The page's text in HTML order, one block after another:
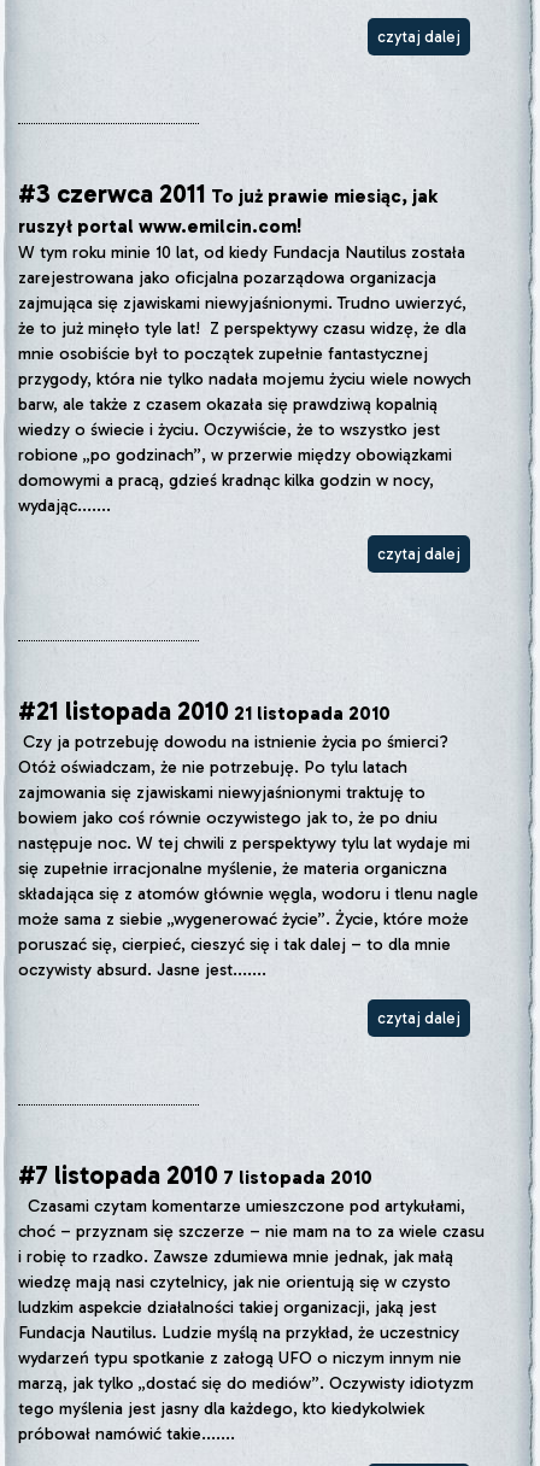
czytaj dalej
#3 czerwca 2011 To już prawie miesiąc, jak
ruszył portal www.emilcin.com!
W tym roku minie 10 lat, od kiedy Fundacja Nautilus została
zarejestrowana jako oficjalna pozarządowa organizacja
zajmująca się zjawiskami niewyjaśnionymi. Trudno uwierzyć,
że to już minęło tyle lat! Z perspektywy czasu widzę, że dla
mnie osobiście był to początek zupełnie fantastycznej
przygody, która nie tylko nadała mojemu życiu wiele nowych
barw, ale także z czasem okazała się prawdziwą kopalnią
wiedzy o świecie i życiu. Oczywiście, że to wszystko jest
robione „po godzinach”, w przerwie między obowiązkami
domowymi a pracą, gdzieś kradnąc kilka godzin w nocy,
wydając.......
czytaj dalej
#21 listopada 2010 21 listopada 2010
Czy ja potrzebuję dowodu na istnienie życia po śmierci?
Otóż oświadczam, że nie potrzebuję. Po tylu latach
zajmowania się zjawiskami niewyjaśnionymi traktuję to
bowiem jako coś równie oczywistego jak to, że po dniu
następuje noc. W tej chwili z perspektywy tylu lat wydaje mi
się zupełnie irracjonalne myślenie, że materia organiczna
składająca się z atomów głównie węgla, wodoru i tlenu nagle
może sama z siebie „wygenerować życie”. Życie, które może
poruszać się, cierpieć, cieszyć się i tak dalej – to dla mnie
oczywisty absurd. Jasne jest.......
czytaj dalej
#7 listopada 2010 7 listopada 2010
Czasami czytam komentarze umieszczone pod artykułami,
choć – przyznam się szczerze – nie mam na to za wiele czasu
i robię to rzadko. Zawsze zdumiewa mnie jednak, jak małą
wiedzę mają nasi czytelnicy, jak nie orientują się w czysto
ludzkim aspekcie działalności takiej organizacji, jaką jest
Fundacja Nautilus. Ludzie myślą na przykład, że uczestnicy
wydarzeń typu spotkanie z załogą UFO o niczym innym nie
marzą, jak tylko „dostać się do mediów”. Oczywisty idiotyzm
tego myślenia jest jasny dla każdego, kto kiedykolwiek
próbował namówić takie.......